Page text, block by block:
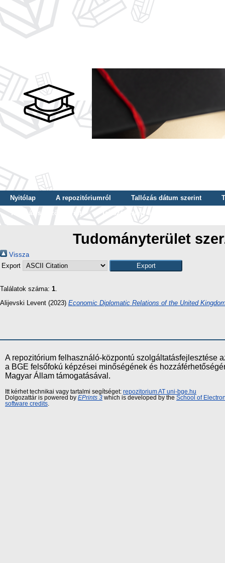
Nyitólap A repozitóriumról Tallózás dátum szerint
Tallózás szerző szerint
Tallózás nyelv szerint
Tudományterület
Vissza
Export
Találatok száma: 1.
Alijevski Levent (2023) Economic Diplomatic Relations of the United
A repozitórium felhasználó-központú szolgáltatásfejlesztése
a BGE felsőfokú képzései minőségének és
Magyar Állam támogatásával.
Itt kérhet technikai vagy tartalmi segítséget: repozitorium AT uni-bge.hu
Dolgozattár is powered by EPrints 3 which is developed by the School of
software credits